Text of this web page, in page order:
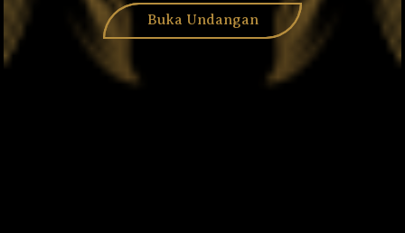
Buka Undangan
DAY
0 0
SECOND